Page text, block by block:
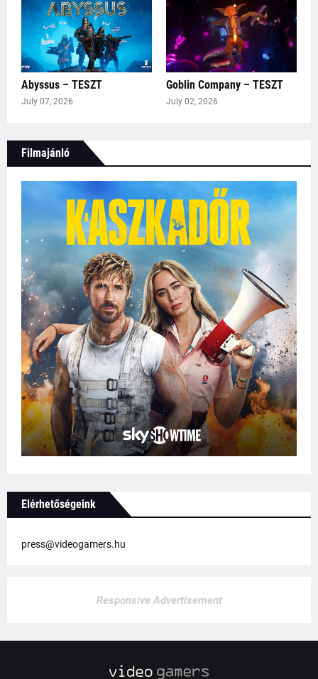
Abyssus – TESZT
July 07, 2026
Goblin Company – TESZT
July 02, 2026
Filmajánló
Elérhetőségeink
press@videogamers.hu
Responsive Advertisement